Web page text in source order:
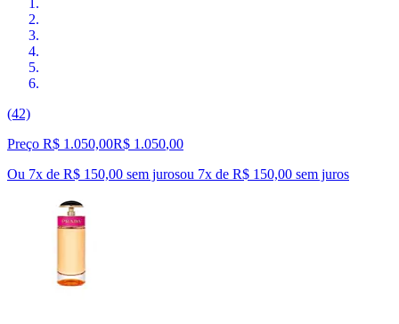
(42)
Preço R$ 1.050,00R$ 1.050,00
Ou 7x de R$ 150,00 sem jurosou 7x de R$ 150,00 sem juros